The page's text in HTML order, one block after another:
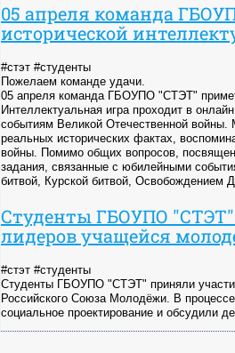
05 апреля команда
исторической
#стэт #студенты
Пожелаем команде удачи.
05 апреля команда ГБОУПО "СТЭТ" примет
Интеллектуальная игра проходит в
событиям Великой Отечественной войны.
реальных исторических фактах,
войны. Помимо общих вопросов,
задания, связанные с юбилейными
битвой, Курской битвой, Освобождением
Студенты ГБОУПО "СТЭТ"
лидеров учащейся
#стэт #студенты
Студенты ГБОУПО "СТЭТ" приняли
Российского Союза Молодёжи. В
социальное проектирование и обсудили